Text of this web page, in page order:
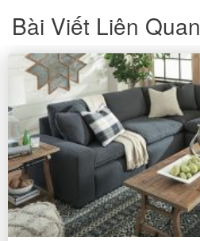
Bài Viết Liên Quan